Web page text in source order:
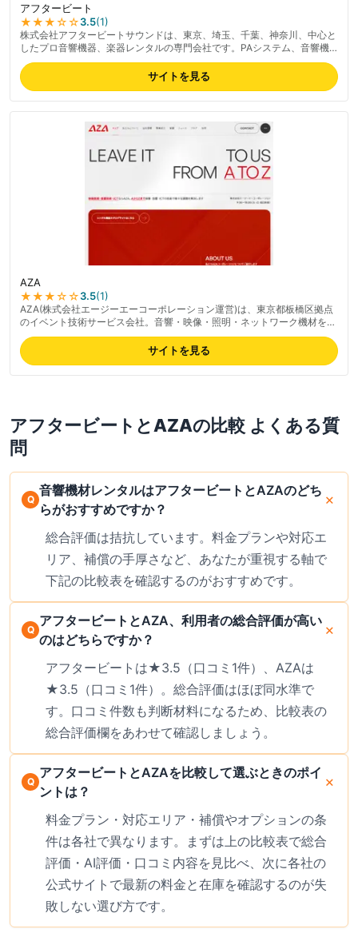
アフタービート
★★★☆☆3.5(1)
株式会社アフタービートサウンドは、東京、埼玉、千葉、神奈川、中心と
したプロ音響機器、楽器レンタルの専門会社です。PAシステム、音響機
器、楽器、照明、仮設ステージなど、配送、設置、PAオペレートまで幅
広いサービスを提供しています。イベント音響機材のレンタルなら、ぜひ
アフタービートサウンドをご検討ください。
サイトを見る
AZA
★★★☆☆3.5(1)
AZA(株式会社エージーエーコーポレーション運営)は、東京都板橋区拠点
のイベント技術サービス会社。音響・映像・照明・ネットワーク機材を
1,000種類以上ラインナップする業務用レンタル業者で、イベント技術運
営・AV機材レンタル・映像制作・イベント企画/制作・AVシステム導入ま
でワンストップ対応。「映像・音響・ICTの力でイベントを成功に導く」
をミッションに掲げ、技術系イベントから企業展示会まで実績豊富。最新
サイトを見る
アフタービート とAZAの比較 よくある質
問
音響機材レンタルはアフタービートとAZAのどち
らがおすすめですか？
総合評価は拮抗しています。料金プランや対応エ
リア、補償の手厚さなど、あなたが重視する軸で
下記の比較表を確認するのがおすすめです。
アフタービートとAZA、利用者の総合評価が高い
のはどちらですか？
アフタービートは★3.5（口コミ1件）、AZAは
★3.5（口コミ1件）。総合評価はほぼ同水準で
す。口コミ件数も判断材料になるため、比較表の
総合評価欄をあわせて確認しましょう。
アフタービートとAZAを比較して選ぶときのポイ
ントは？
料金プラン・対応エリア・補償やオプションの条
件は各社で異なります。まずは上の比較表で総合
評価・AI評価・口コミ内容を見比べ、次に各社の
公式サイトで最新の料金と在庫を確認するのが失
敗しない選び方です。